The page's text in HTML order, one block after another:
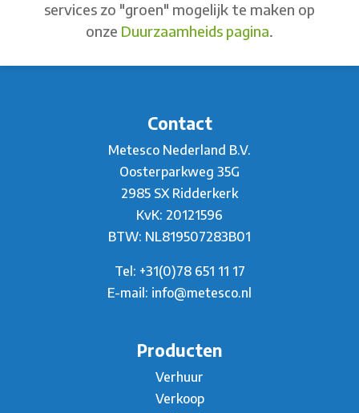
services zo "groen" mogelijk te maken op
onze Duurzaamheids pagina.
Contact
Metesco Nederland B.V.
Oosterparkweg 35G
2985 SX Ridderkerk
KvK: 20121596
BTW: NL819507283B01
Tel: +31(0)78 651 11 17
E-mail: info@metesco.nl
Producten
Verhuur
Verkoop